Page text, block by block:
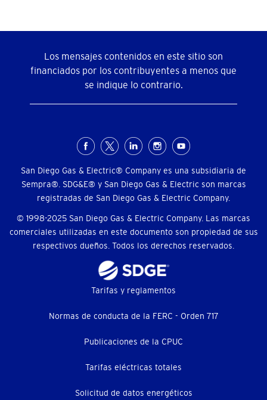
Los mensajes contenidos en este sitio son
financiados por los contribuyentes a menos que
se indique lo contrario.
social
San Diego Gas & Electric® Company es una subsidiaria de
Sempra®. SDG&E® y San Diego Gas & Electric son marcas
registradas de San Diego Gas & Electric Company.
© 1998-2025 San Diego Gas & Electric Company. Las marcas
comerciales utilizadas en este documento son propiedad de sus
respectivos dueños. Todos los derechos reservados.
menu
secundario)
Tarifas y reglamentos
Normas de conducta de la FERC - Orden 717
Publicaciones de la CPUC
Tarifas eléctricas totales
Solicitud de datos energéticos